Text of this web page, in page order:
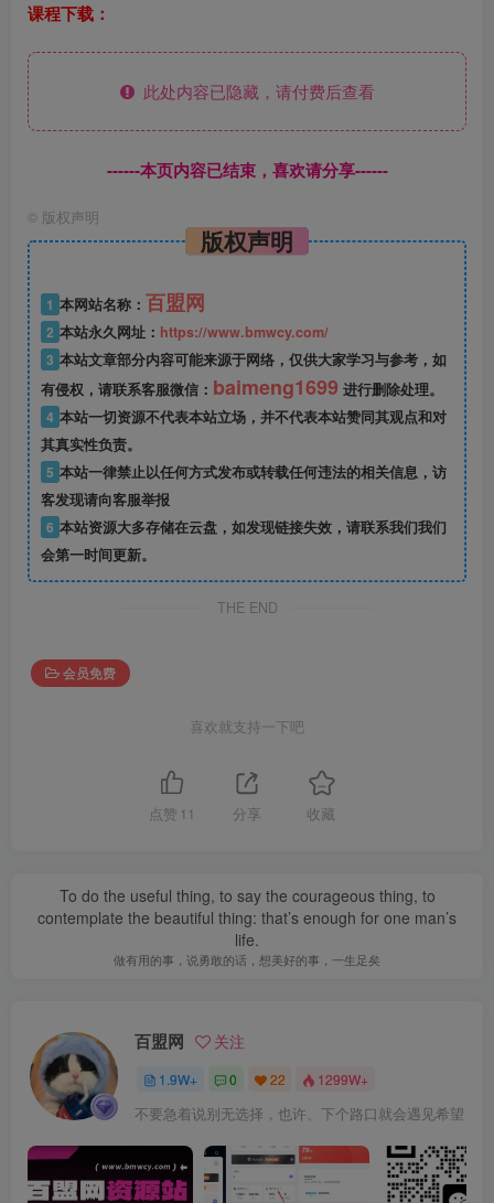
课程下载：
此处内容已隐藏，请付费后查看
------本页内容已结束，喜欢请分享------
© 版权声明
版权声明
1 本网站名称： 百盟网
2 本站永久网址： https://www.bmwcy.com/
3 本站文章部分内容可能来源于网络，仅供大家学习与参考，如
有侵权，请联系客服微信： baimeng1699 进行删除处理。
4 本站一切资源不代表本站立场，并不代表本站赞同其观点和对
其真实性负责。
5 本站一律禁止以任何方式发布或转载任何违法的相关信息，访
客发现请向客服举报
6 本站资源大多存储在云盘，如发现链接失效，请联系我们我们
会第一时间更新。
THE END
会员免费
喜欢就支持一下吧
点赞 11 分享 收藏
To do the useful thing, to say the courageous thing, to
contemplate the beautiful thing: that’s enough for one man’s
life.
做有用的事，说勇敢的话，想美好的事，一生足矣
百盟网 关注
1.9W+ 0 22 1299W+
不要急着说别无选择，也许、下个路口就会遇见希望